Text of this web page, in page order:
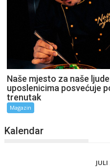
Naše mjesto za naše
uposlenicima posvećuje
trenutak
Magazin
Kalendar